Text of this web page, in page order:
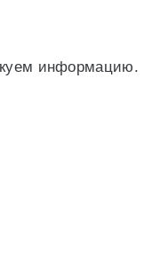
информацию.